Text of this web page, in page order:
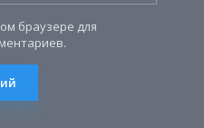
браузере для